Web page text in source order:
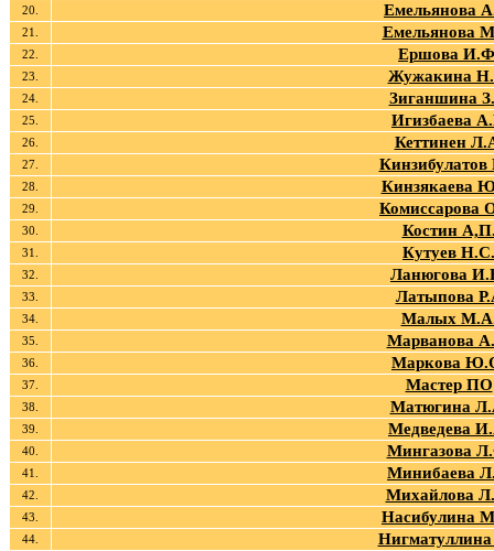
20. Емельянова
21. Емельянова
22. Ершова
23. Жужакина
24. Зиганшина
25. Игизбаева
26. Кеттинен
27.
28. Кинзякаева
29. Комиссарова
30. Костин
31. Кутуев Н.С.
32. Ланюгова
33. Латыпова
34. Малых
35. Марванова
36. Маркова
37. Мастер ПО
38. Матюгина
39. Медведева
40. Мингазова
41. Минибаева
42. Михайлова
43. Насибулина
44. Нигматуллина